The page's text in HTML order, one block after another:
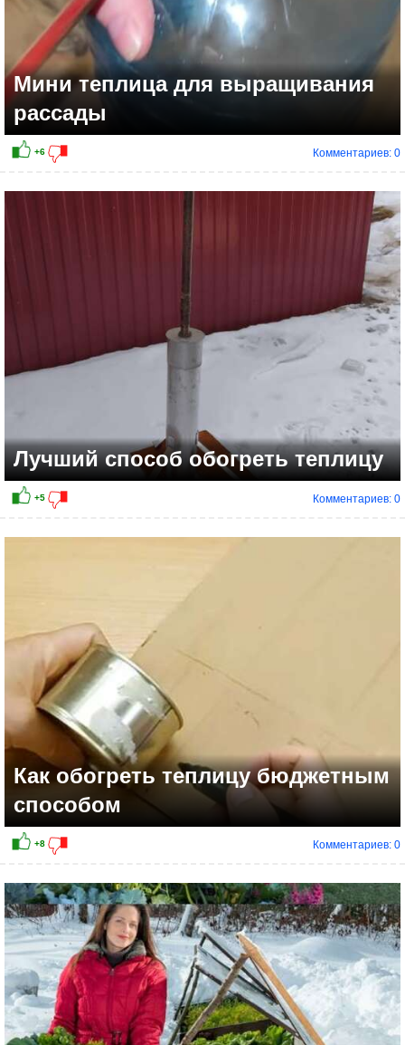
Мини теплица для выращивания
рассады
Комментариев: 0
Лучший способ обогреть теплицу
Комментариев: 0
Как обогреть теплицу бюджетным
способом
Комментариев: 0